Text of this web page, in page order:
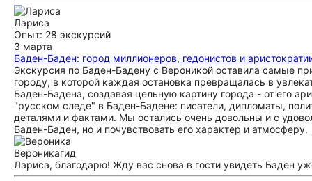
Лариса
Опыт: 28 экскурсий
3 марта
Баден-Баден: город миллионеров, гедонистов и
Экскурсия по Баден-Бадену с Вероникой оставила самые
городу, в которой каждая остановка превращалась в
Баден-Бадена, создавая цельную картину города - от его
"русском следе" в Баден-Бадене: писатели, дипломаты,
деталями и фактами. Мы остались очень довольны и с
Баден-Баден, но и почувствовать его характер и атмосферу.
Вероникагид
Лариса, благодарю! Жду вас снова в гости увидеть Баден